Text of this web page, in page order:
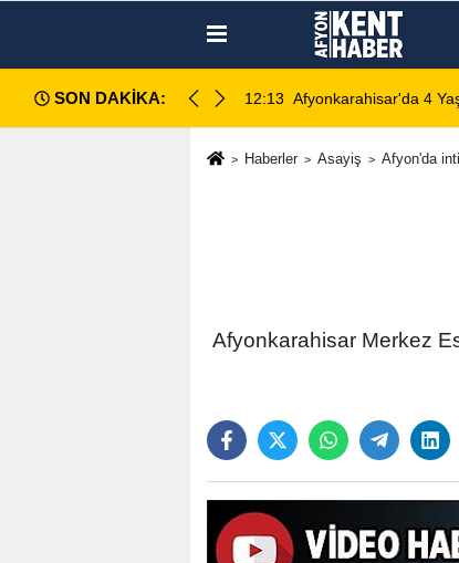
SON DAKİKA:
5 Şüpheli Gözaltına Alındı12:10 Afyon Cenaze İlanları:
Haberler Asayiş Afyon'da
Afyonkarahisar Merkez